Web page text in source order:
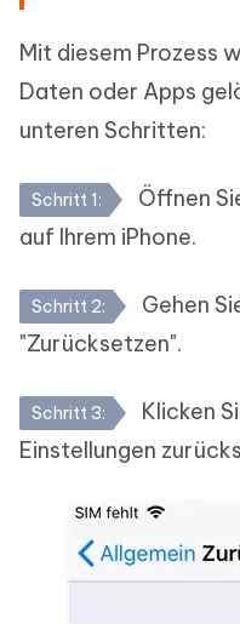
Mit diesem Prozess
Daten oder Apps
unteren Schritten:
Schritt 1:
Öffnen
auf Ihrem iPhone.
Schritt 2:
Gehen
"Zurücksetzen".
Schritt 3:
Klicken
Einstellungen